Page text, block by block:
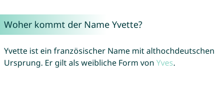
Woher kommt der Name Yvette?
Yvette ist ein französischer Name mit althochdeutschen
Ursprung. Er gilt als weibliche Form von Yves.